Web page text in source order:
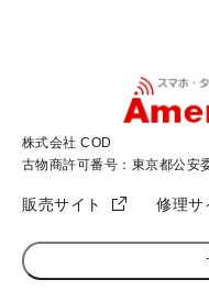
株式会社 COD
古物商許可番号：東京都公
販売サイト 修理サ